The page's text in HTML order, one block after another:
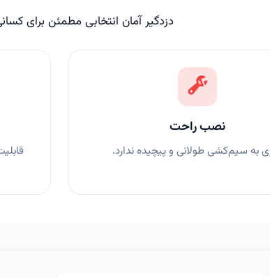
دزدگیر آمان انتخابی مطمئن برای
نصب راحت
به سیم‌کشی طولانی و پیچیده ندارد.